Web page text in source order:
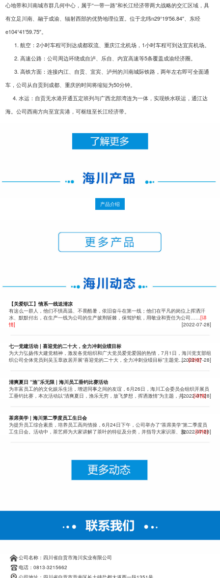
心地带和川南城市群几何中心，属于“一带一路”和长江经济带两大战略的交汇区域，具
有立足川南、融于成渝、辐射西部的优势地理位置。位于北纬n29°19′56.84″、东经
e104°41′59.75″。
1. 航空：2小时车程可到达成都双流、重庆江北机场，1小时车程可到达宜宾机场。
2. 高速公路：公司周边环绕成自泸、乐自、内宜高速等5条覆盖成渝经济圈。
3. 高铁方面：连接内江、自贡、宜宾、泸州的川南城际铁路，两年左右即可全面通
车，公司从自贡到成都、重庆的时间将缩短为50分钟。
4. 水运：自贡无水港开通五定班列与广西北部湾连为一体，实现铁水联运，通江达
海。公司西南方向至宜宾港，可枢纽至长江经济带。
产品介绍
【关爱职工】情系一线送清凉
有这么一群人，他们不惧高温、不畏酷暑，依旧奋斗在第一线；他们在平凡的岗位上挥洒汗
水、默默付出，在生产一线为公司的生产披荆斩棘，保驾护航，用敬业和责任为公司…… [详
情]
[2022-07-28]
七一党建活动 | 喜迎党的二十大，全力冲刺业绩目标
为大力弘扬伟大建党精神，激发各党组织和广大党员爱党爱国的热情，7月1日，海川党支部组
织公司全体党员到吴玉章故居开展“喜迎党的二十大，全力冲刺业绩目标”主题党……[详情]
[2022-07-28]
清爽夏日 “渔”乐无限 | 海川员工垂钓比赛活动
为丰富员工的的文化娱乐生活，增进同事之间的友谊，6月26日，海川工会委员会组织开展员
工垂钓比赛，本次活动以“清爽夏日，渔乐无穷，放飞梦想，挥洒激情”为主题，共……[详情]
[2022-07-28]
茶席美学 | 海川第二季度员工生日会
为提升员工综合素质，培养员工高尚情操，6月24日下午，公司举办了“茶席美学”第二季度员
工生日会。活动中，茶艺师为大家讲解了茶叶的特征及分类，并指导大家识茶、泡……[详情]
[2022-07-28]
公司名称：四川省自贡市海川实业有限公司
电话：0813-3215662